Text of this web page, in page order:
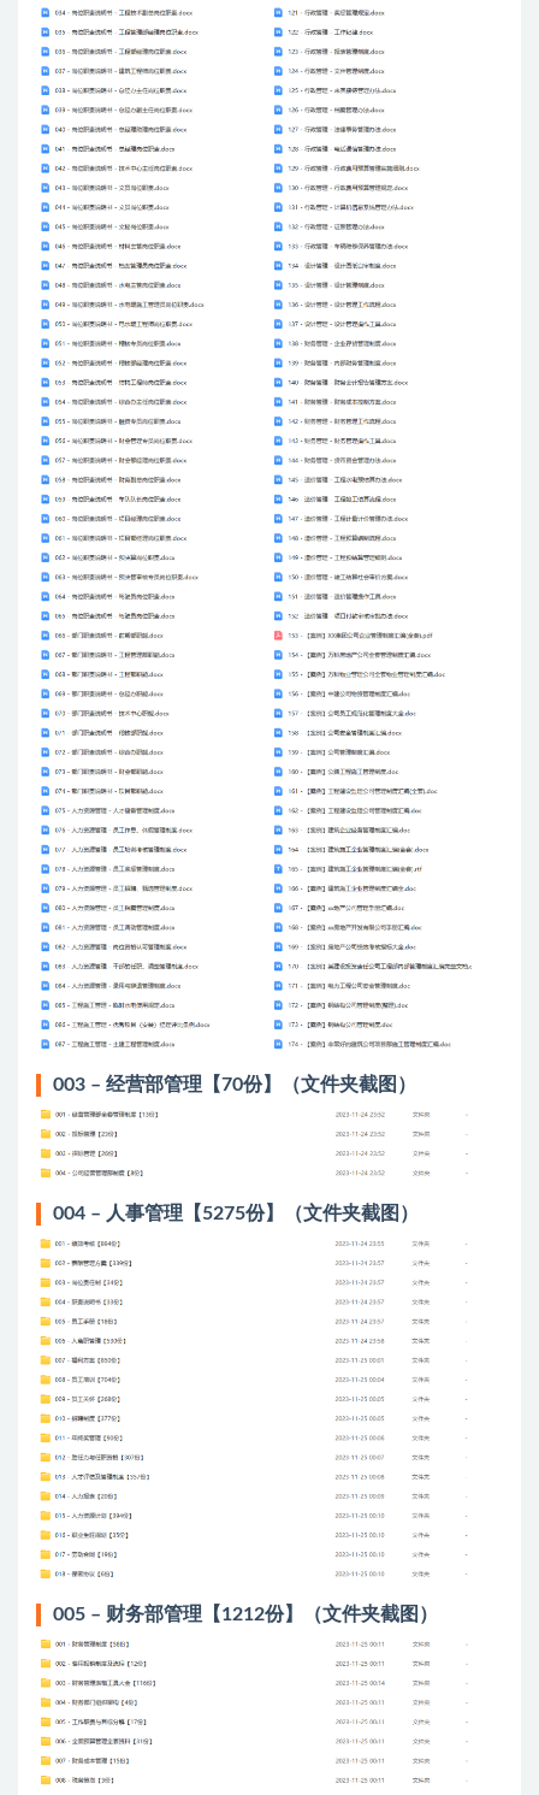
003 – 经营部管理【70份】（文件夹截图）
004 – 人事管理【5275份】（文件夹截图）
005 – 财务部管理【1212份】（文件夹截图）